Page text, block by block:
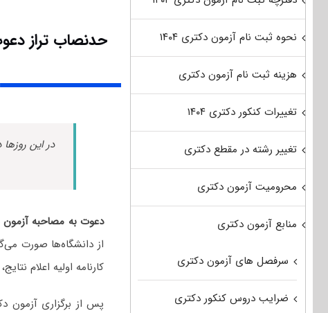
حدنصاب تراز
در این
دعوت به مصاحبه آزمون
از دانشگاه‌ها صورت
کارنامه اولیه اعلام
پس از برگزاری آزمون
نحوه ثبت نام آزمون دکتری ۱۴۰۴
هزینه ثبت نام آزمون دکتری
تغییرات کنکور دکتری ۱۴۰۴
تغییر رشته در مقطع دکتری
محرومیت آزمون دکتری
منابع آزمون دکتری
سرفصل های آزمون دکتری
ضرایب دروس کنکور دکتری